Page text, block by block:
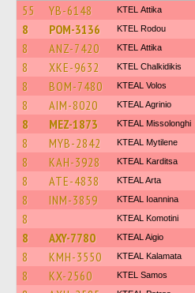
55 YB-6148 KΤΕL Αttika
8 POM-3136 ΚΤΕL Rodou
8 ANZ-7420 KΤΕL Αttika
8 XKE-9632 ΚΤΕL Chalkidikis
8 BOM-7480 KTEAL Volos
8 AIM-8020 KTEAL Agrinio
8 MEZ-1873 KTEAL Missolonghi
8 MYB-2842 KTEAL Mytilene
8 KAH-3928 KTEAL Karditsa
8 ATE-4838 KTEAL Arta
8 INM-3859 KTEAL Ioannina
8 KTEAL Komotini
8 AXY-7780 KTEAL Aigio
8 KMH-3550 KTEAL Kalamata
8 KX-2560 KTEL Samos